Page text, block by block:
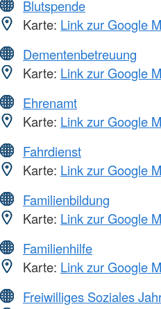
Blutspende
Karte: Link zur Google
Dementenbetreuung
Karte: Link zur Google
Ehrenamt
Karte: Link zur Google
Fahrdienst
Karte: Link zur Google
Familienbildung
Karte: Link zur Google
Familienhilfe
Karte: Link zur Google
Freiwilliges Soziales